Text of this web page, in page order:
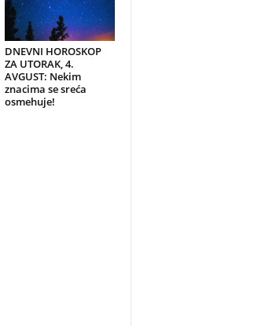
DNEVNI HOROSKOP
ZA UTORAK, 4.
AVGUST: Nekim
znacima se sreća
osmehuje!